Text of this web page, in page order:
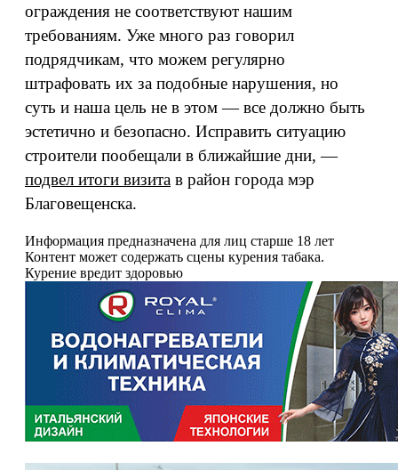
ограждения не соответствуют нашим
требованиям. Уже много раз говорил
подрядчикам, что можем регулярно
штрафовать их за подобные нарушения, но
суть и наша цель не в этом — все должно быть
эстетично и безопасно. Исправить ситуацию
строители пообещали в ближайшие дни, —
подвел итоги визита в район города мэр
Благовещенска.
Информация предназначена для лиц старше 18 лет
Контент может содержать сцены курения табака.
Курение вредит здоровью